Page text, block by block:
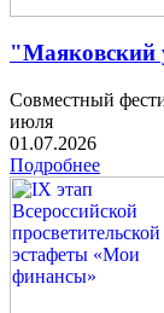
"Маяковский
Совместный
июля
01.07.2026
Подробнее